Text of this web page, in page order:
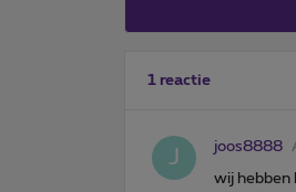
1 reactie
J joos8888
wij hebben